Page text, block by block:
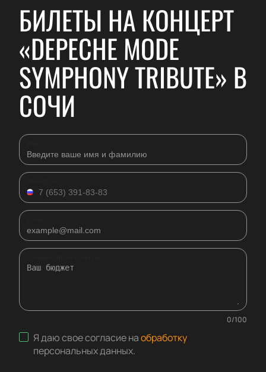
БИЛЕТЫ НА КОНЦЕРТ
«DEPECHE MODE
SYMPHONY TRIBUTE» В
СОЧИ
0/100
Я даю свое согласие наобработку
персональных данных.